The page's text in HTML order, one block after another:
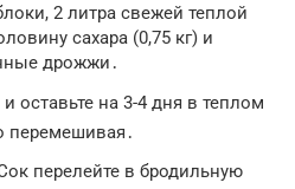
2 литра свежей теплой
сахара (0,75 кг) и
дрожжи․
оставьте на 3-4 дня в теплом
перемешивая․
перелейте в бродильную